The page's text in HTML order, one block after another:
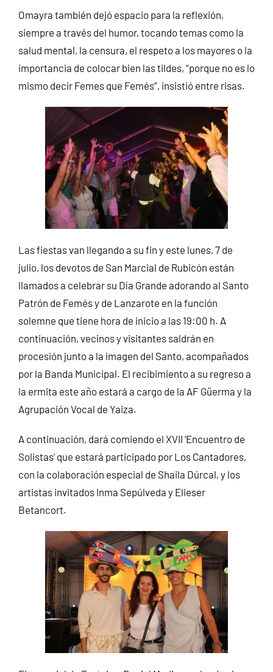
Omayra también dejó espacio para la reflexión,
siempre a través del humor, tocando temas como la
salud mental, la censura, el respeto a los mayores o la
importancia de colocar bien las tildes, “porque no es lo
mismo decir Femes que Femés”, insistió entre risas.
Las fiestas van llegando a su fin y este lunes, 7 de
julio, los devotos de San Marcial de Rubicón están
llamados a celebrar su Día Grande adorando al Santo
Patrón de Femés y de Lanzarote en la función
solemne que tiene hora de inicio a las 19:00 h. A
continuación, vecinos y visitantes saldrán en
procesión junto a la imagen del Santo, acompañados
por la Banda Municipal. El recibimiento a su regreso a
la ermita este año estará a cargo de la AF Güerma y la
Agrupación Vocal de Yaiza.
A continuación, dará comiendo el XVII ‘Encuentro de
Solistas’ que estará participado por Los Cantadores,
con la colaboración especial de Shaila Dúrcal, y los
artistas invitados Inma Sepúlveda y Elieser
Betancort.